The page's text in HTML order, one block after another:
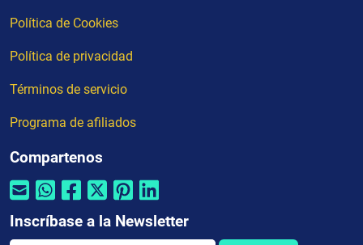
Política de Cookies
Política de privacidad
Términos de servicio
Programa de afiliados
Compartenos
Inscríbase a la Newsletter